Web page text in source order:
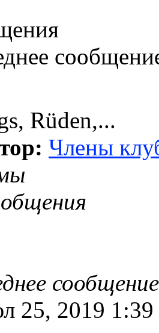
Rüden,...
Члены
сообщение
25, 2019 1:39